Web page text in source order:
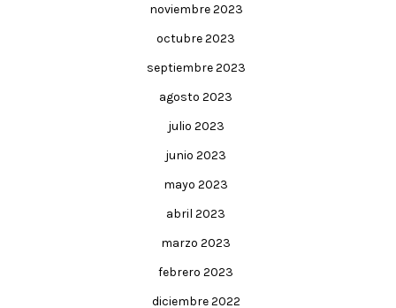
noviembre 2023
octubre 2023
septiembre 2023
agosto 2023
julio 2023
junio 2023
mayo 2023
abril 2023
marzo 2023
febrero 2023
diciembre 2022